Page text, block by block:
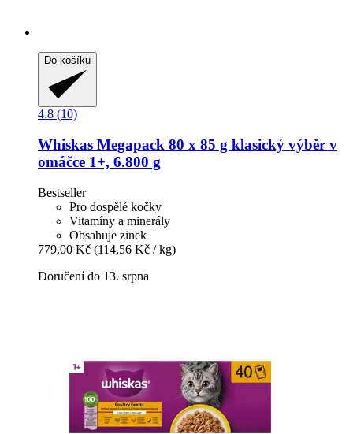
Do košíku
4.8 (10)
Whiskas Megapack 80 x 85 g klasický výběr v
omáčce 1+, 6.800 g
Bestseller
Pro dospělé kočky
Vitamíny a minerály
Obsahuje zinek
779,00 Kč (114,56 Kč / kg)
Doručení do 13. srpna